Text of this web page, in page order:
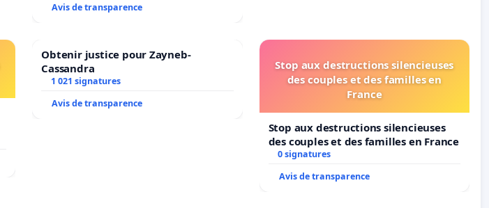
Avis de transparence
Obtenir justice pour Zayneb-
Cassandra
1 021 signatures
Avis de transparence
Stop aux destructions silencieuses
des couples et des familles en
France
Stop aux destructions silencieuses
des couples et des familles en France
0 signatures
Avis de transparence